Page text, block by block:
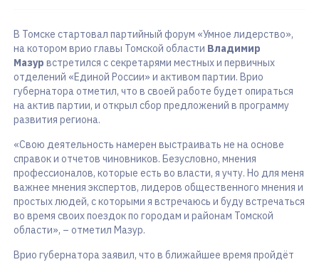
В Томске стартовал партийный форум «Умное лидерство»,
на котором врио главы Томской области Владимир
Мазур встретился с секретарями местных и первичных
отделений «Единой России» и активом партии. Врио
губернатора отметил, что в своей работе будет опираться
на актив партии, и открыл сбор предложений в программу
развития региона.
«Свою деятельность намерен выстраивать не на основе
справок и отчетов чиновников. Безусловно, мнения
профессионалов, которые есть во власти, я учту. Но для меня
важнее мнения экспертов, лидеров общественного мнения и
простых людей, с которыми я встречаюсь и буду встречаться
во время своих поездок по городам и районам Томской
области», – отметил Мазур.
Врио губернатора заявил, что в ближайшее время пройдёт